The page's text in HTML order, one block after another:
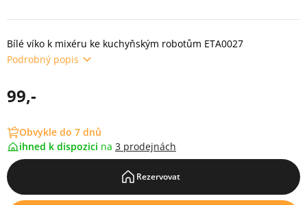
Bílé víko k mixéru ke kuchyňským robotům ETA0027
Podrobný popis
99,-
Obvykle do 7 dnů
ihned k dispozici na 3 prodejnách
Rezervovat